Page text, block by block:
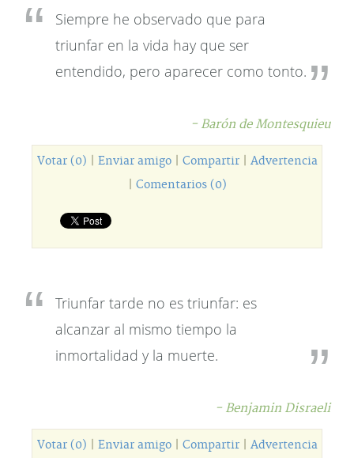
Siempre he observado que para
triunfar en la vida hay que ser
entendido, pero aparecer como tonto.
- Barón de Montesquieu
Votar (0) Enviar amigo| Compartir| Advertencia
Comentarios (0)
Triunfar tarde no es triunfar: es
alcanzar al mismo tiempo la
inmortalidad y la muerte.
- Benjamin Disraeli
Votar (0) Enviar amigo| Compartir| Advertencia